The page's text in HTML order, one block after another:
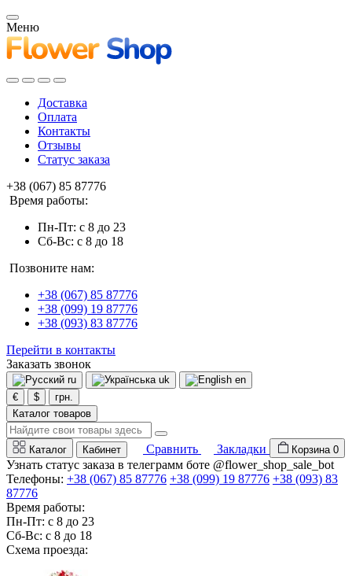
Меню
Доставка
Оплата
Контакты
Отзывы
Статус заказа
+38 (067) 85 87776
Время работы:
Пн-Пт: с 8 до 23
Сб-Вс: с 8 до 18
Позвоните нам:
+38 (067) 85 87776
+38 (099) 19 87776
+38 (093) 83 87776
Перейти в контакты
Заказать звонок
ru uk
en
€
$
грн.
Каталог товаров
Каталог Кабинет Сравнить Закладки Корзина 0
Узнать статус заказа в телеграмм боте @flower_shop_sale_bot
Телефоны: +38 (067) 85 87776 +38 (099) 19 87776 +38 (093) 83
87776
Время работы:
Пн-Пт: с 8 до 23
Сб-Вс: с 8 до 18
Схема проезда: